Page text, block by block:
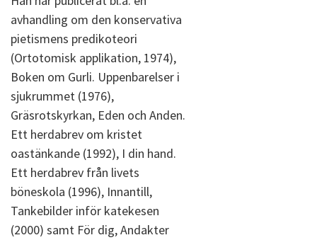
avhandling om den konservativa
pietismens predikoteori
(Ortotomisk applikation, 1974),
Boken om Gurli. Uppenbarelser i
sjukrummet (1976),
Gräsrotskyrkan, Eden och Anden.
Ett herdabrev om kristet
oastänkande (1992), I din hand.
Ett herdabrev från livets
böneskola (1996), Innantill,
Tankebilder inför katekesen
(2000) samt För dig, Andakter